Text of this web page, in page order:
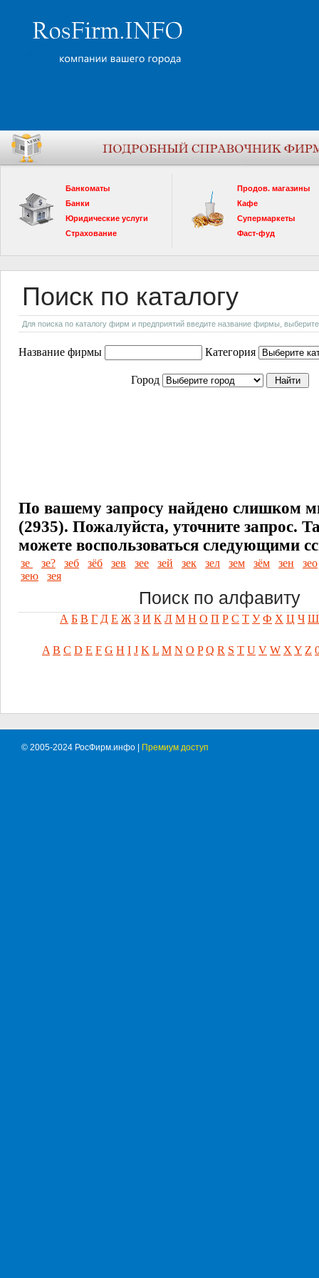
Банкоматы
Банки
Юридические услуги
Страхование
Продов. магазины
Кафе
Супермаркеты
Фаст-фуд
Поиск по каталогу
Для поиска по каталогу фирм и предприятий введите название фирмы, выберите
Название фирмы Категория
Город
По вашему запросу найдено слишком
(2935). Пожалуйста, уточните запрос.
можете воспользоваться следующими
зе зе? зеб зёб зев зее зей зек зел зем зём зен
зео
зею
зея
Поиск по алфавиту
А Б В Г Д Е Ж З И К Л М Н О П Р С Т У Ф Х Ц Ч Ш
A B C D E F G H I J K L M N O P Q R S T U V W X Y Z
© 2005-2024 РосФирм.инфо | Премиум доступ